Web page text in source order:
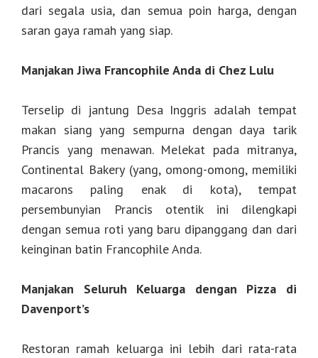
dari segala usia, dan semua poin harga, dengan
saran gaya ramah yang siap.
Manjakan Jiwa Francophile Anda di Chez Lulu
Terselip di jantung Desa Inggris adalah tempat
makan siang yang sempurna dengan daya tarik
Prancis yang menawan. Melekat pada mitranya,
Continental Bakery (yang, omong-omong, memiliki
macarons paling enak di kota), tempat
persembunyian Prancis otentik ini dilengkapi
dengan semua roti yang baru dipanggang dan dari
keinginan batin Francophile Anda.
Manjakan Seluruh Keluarga dengan Pizza di
Davenport’s
Restoran ramah keluarga ini lebih dari rata-rata